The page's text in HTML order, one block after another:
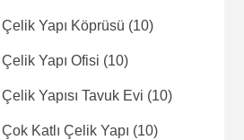
Çelik Yapı Köprüsü (10)
Çelik Yapı Ofisi (10)
Çelik Yapısı Tavuk Evi (10)
Çok Katlı Çelik Yapı (10)